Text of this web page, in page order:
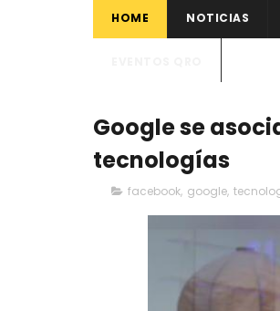
HOME NOTICIAS
Google se
tecnologías
facebook, google,